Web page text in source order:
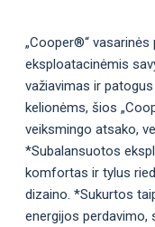
„Cooper®“
eksploatacinėmis
važiavimas ir
kelionėms, šios
veiksmingo atsako,
*Subalansuotos
komfortas ir tylus
dizaino. *Sukurtos
energijos